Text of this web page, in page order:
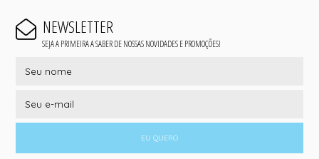
NEWSLETTER
SEJA A PRIMEIRA A SABER DE NOSSAS NOVIDADES E PROMOÇÕES!
EU QUERO